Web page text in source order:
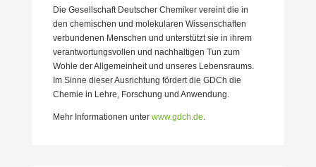
Die Gesell­schaft Deutscher Chemiker vereint die in
den chemi­schen und moleku­laren Wissen­schaften
verbun­denen Menschen und unter­stützt sie in ihrem
verant­wor­tungs­vollen und nachhal­tigen Tun zum
Wohle der Allge­meinheit und unseres Lebens­raums.
Im Sinne dieser Ausrichtung fördert die GDCh die
Chemie in Lehre, Forschung und Anwendung.
Mehr Infor­ma­tionen unter www.gdch.de.